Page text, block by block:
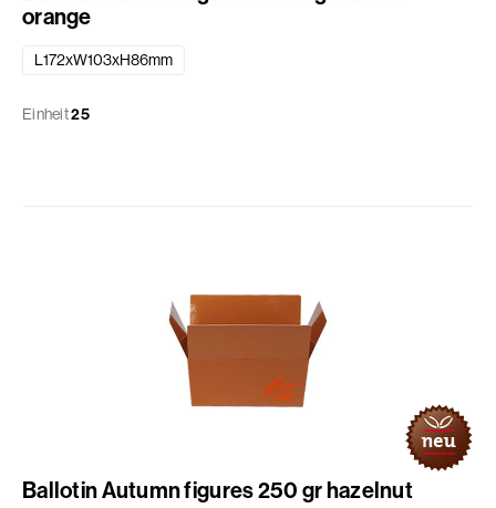
orange
L172xW103xH86mm
Einheit25
Ballotin Autumn figures 250 gr hazelnut